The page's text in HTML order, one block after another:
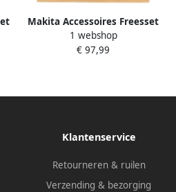
Makita Accessoires Freesset
12-Dlg 6mm D-57065
1 webshop
€ 97,99
Klantenservice
Retourneren & ruilen
Verzending & bezorging